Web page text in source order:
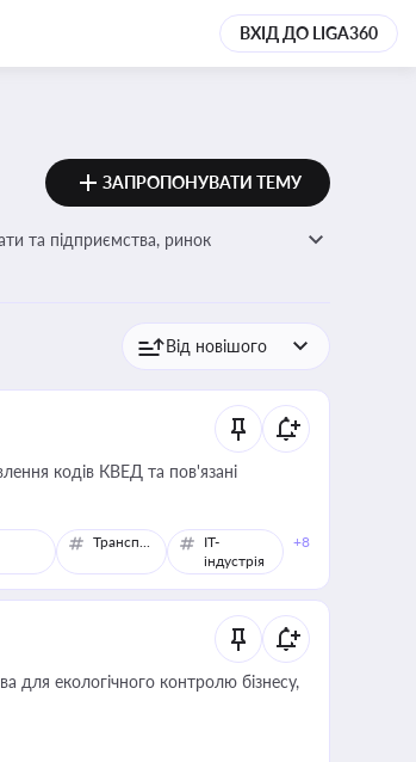
ВХІД ДО LIGA360
ЗАПРОПОНУВАТИ ТЕМУ
та підприємства, ринок
кодів КВЕД та пов'язані
Транспорт
IT-
індустрія
+8
для екологічного контролю бізнесу,